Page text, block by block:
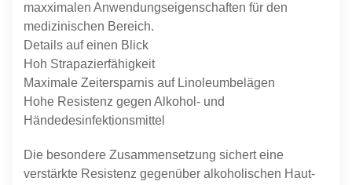
maxximalen Anwendungseigenschaften für den
medizinischen Bereich.
Details auf einen Blick
Hoh Strapazierfähigkeit
Maximale Zeitersparnis auf Linoleumbelägen
Hohe Resistenz gegen Alkohol- und
Händedesinfektionsmittel
Die besondere Zusammensetzung sichert eine
verstärkte Resistenz gegenüber alkoholischen Haut-